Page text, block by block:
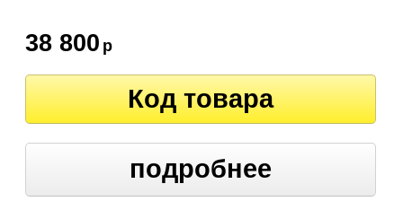
38 800 р
Код товара
подробнее